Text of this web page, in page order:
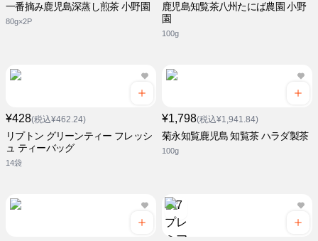
一番摘み鹿児島深蒸し煎茶 小野園
80g×2P
鹿児島知覧茶八州たにば農園 小野
園
100g
¥428(税込¥462.24)
リプトン グリーンティー フレッシ
ュ ティーバッグ
14袋
¥1,798(税込¥1,941.84)
菊永知覧鹿児島 知覧茶 ハラダ製茶
100g